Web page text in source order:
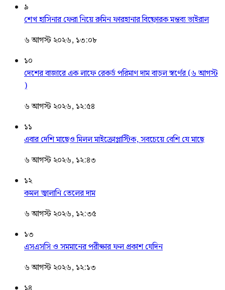
৯
শেখ হাসিনার ফেরা নিয়ে রুমিন ফারহানার বিষ্ফোরক মন্তব্য ভাইরাল
৬ আগস্ট ২০২৬, ১৩:০৮
১০
দেশের বাজারে এক লাফে রেকর্ড পরিমাণ দাম বাড়ল স্বর্ণের (৬ আগস্ট
)
৬ আগস্ট ২০২৬, ১২:৫৪
১১
এবার দেশি মাছেও মিলল মাইক্রোপ্লাস্টিক, সবচেয়ে বেশি যে মাছে
৬ আগস্ট ২০২৬, ১২:৪৩
১২
কমল জ্বালানি তেলের দাম
৬ আগস্ট ২০২৬, ১২:৩৫
১৩
এসএসসি ও সমমানের পরীক্ষার ফল প্রকাশ যেদিন
৬ আগস্ট ২০২৬, ১২:১৩